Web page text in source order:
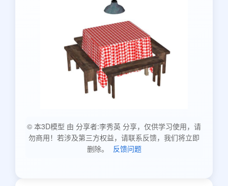
© 本3D模型 由 分享者:李秀英 分享，仅供学习使用，请
勿商用！若涉及第三方权益，请联系反馈，我们将立即
删除。
反馈问题